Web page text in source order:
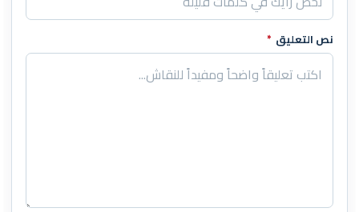
نص التعليق *